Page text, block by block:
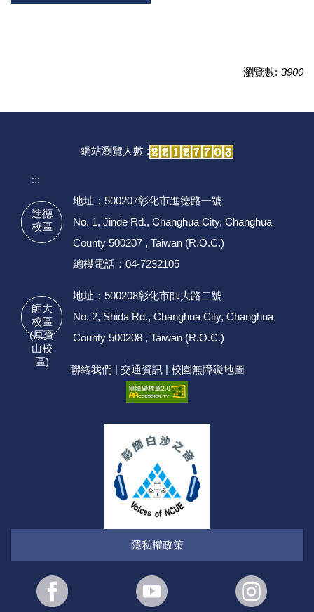
瀏覽數: 3900
網站瀏覽人數 :
:::
進德
校區
地址：500207彰化市進德路一號
No. 1, Jinde Rd., Changhua City, Changhua
County 500207 , Taiwan (R.O.C.)
總機電話：04-7232105
師大
校區
(原寶
山校
區)
地址：500208彰化市師大路二號
No. 2, Shida Rd., Changhua City, Changhua
County 500208 , Taiwan (R.O.C.)
聯絡我們 | 交通資訊| 校園無障礙地圖
隱私權政策